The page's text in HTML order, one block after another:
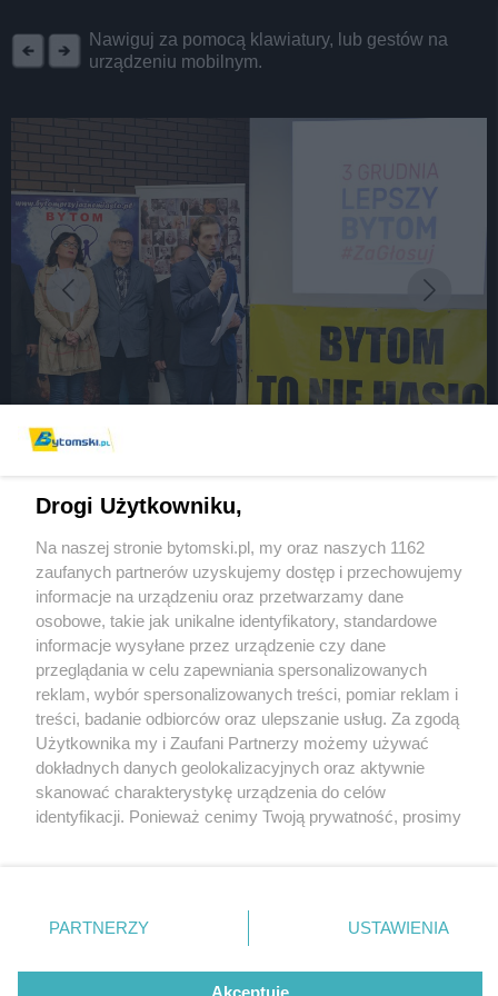
Nawiguj za pomocą klawiatury, lub gestów na
urządzeniu mobilnym.
6 / 13
Byt konferencja
referendum06
Wydawca mediów lokalnych
Nie zapomnij
zapoznać się z:
polityką prywatności regulamin korzystania z portali
Twojemiasto
Piekary Śląskie
Chorzów
Tarnowskie Góry
Gliwice
Skontakuj sięz nami
Kontakt
Wydawca
Pogoda
Drogi Użytkowniku,
Na naszej stronie bytomski.pl, my oraz naszych 1162
zaufanych partnerów uzyskujemy dostęp i przechowujemy
informacje na urządzeniu oraz przetwarzamy dane
osobowe, takie jak unikalne identyfikatory, standardowe
informacje wysyłane przez urządzenie czy dane
przeglądania w celu zapewniania spersonalizowanych
reklam, wybór spersonalizowanych treści, pomiar reklam i
treści, badanie odbiorców oraz ulepszanie usług. Za zgodą
Użytkownika my i Zaufani Partnerzy możemy używać
dokładnych danych geolokalizacyjnych oraz aktywnie
skanować charakterystykę urządzenia do celów
identyfikacji. Ponieważ cenimy Twoją prywatność, prosimy
prywatności znajdujący się w lewym dolnym rogu strony
. Niektóre rodzaje przetwarzania danych nie wymagają
zgody użytkownika, ale masz prawo sprzeciwić się
takiemu przetwarzaniu. Preferencje będą miały
PARTNERZY USTAWIENIA
Akceptuję